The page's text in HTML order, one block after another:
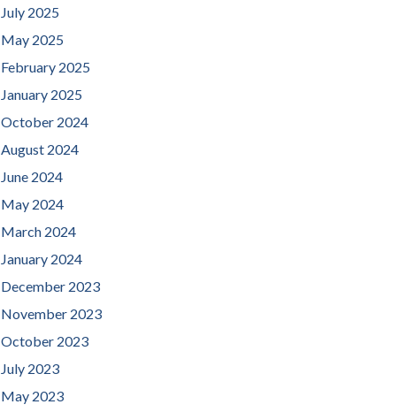
July 2025
May 2025
February 2025
January 2025
October 2024
August 2024
June 2024
May 2024
March 2024
January 2024
December 2023
November 2023
October 2023
July 2023
May 2023